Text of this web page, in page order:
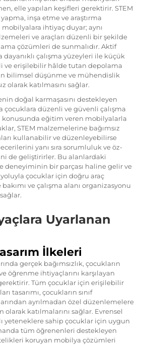
elle yapılan keşifleri gerektirir. STEM
inşa etme ve araştırma
ihtiyaç duyar; aynı
ve araçları düzenli bir şekilde
çözümleri de sunmalıdır. Aktif
dayanıklı çalışma yüzeyleri ile küçük
ve erişilebilir hâlde tutan depolama
bilimsel düşünme ve mühendislik
olarak katılmasını sağlar.
doğal karmaşasını destekleyen
çocuklara düzenli ve güvenli çalışma
konusunda eğitim veren mobilyalarla
STEM malzemelerine bağımsız
kullanabilir ve düzenleyebilirse
yanı sıra sorumluluk ve öz-
de geliştirirler. Bu alanlardaki
deneyiminin bir parçası haline gelir ve
çocuklar için doğru araç
ve çalışma alanı organizasyonu
Uyarlanan
İlkeleri
gerçek bağımsızlık, çocukların
öğrenme ihtiyaçlarını karşılayan
Tüm çocuklar için erişilebilir
tasarımı, çocukların sınıf
ayrılmadan özel düzenlemelere
katılmalarını sağlar. Evrensel
yeteneklere sahip çocuklar için uygun
tüm öğrenenleri destekleyen
koruyan mobilya çözümleri